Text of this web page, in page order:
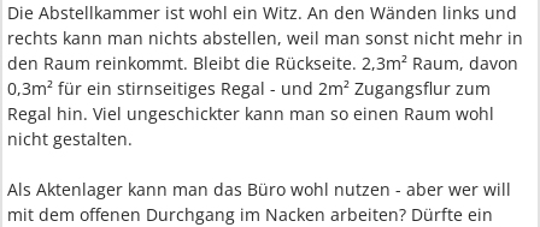
Die Abstellkammer ist wohl ein Witz. An den Wänden links und
rechts kann man nichts abstellen, weil man sonst nicht mehr in
den Raum reinkommt. Bleibt die Rückseite. 2,3m² Raum, davon
0,3m² für ein stirnseitiges Regal - und 2m² Zugangsflur zum
Regal hin. Viel ungeschickter kann man so einen Raum wohl
nicht gestalten.
Als Aktenlager kann man das Büro wohl nutzen - aber wer will
mit dem offenen Durchgang im Nacken arbeiten? Dürfte ein